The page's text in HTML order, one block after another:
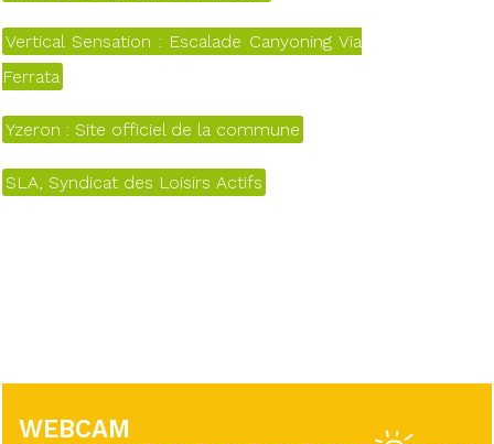
Vertical Sensation : Escalade Canyoning Via
Ferrata
Yzeron : Site officiel de la commune
SLA, Syndicat des Loisirs Actifs
WEBCAM